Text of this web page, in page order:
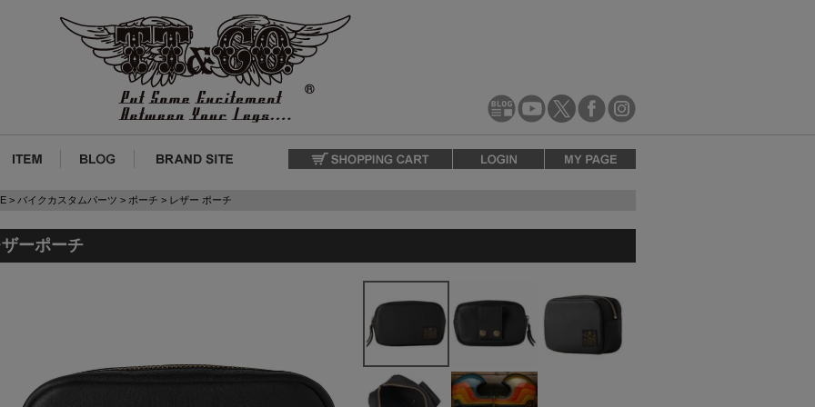
バイクカスタムパーツ ポーチ レザー ポーチ
ーポーチ